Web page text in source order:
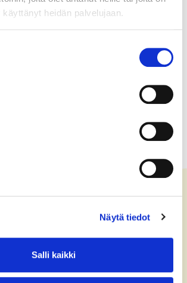
heidän palvelujaan.
Näytä tiedot
Salli kaikki